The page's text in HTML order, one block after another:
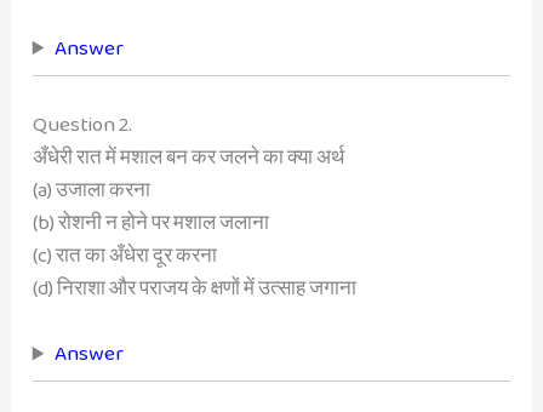
Answer
Question 2.
अँधेरी रात में मशाल बन कर जलने का क्या अर्थ
(a) उजाला करना
(b) रोशनी न होने पर मशाल जलाना
(c) रात का अँधेरा दूर करना
(d) निराशा और पराजय के क्षणों में उत्साह जगाना
Answer